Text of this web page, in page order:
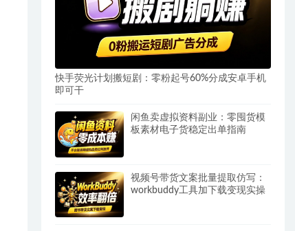
快手荧光计划搬短剧：零粉起号60%分成安卓手机
即可干
闲鱼卖虚拟资料副业：零囤货模
板素材电子货稳定出单指南
视频号带货文案批量提取仿写：
workbuddy工具加下载变现实操